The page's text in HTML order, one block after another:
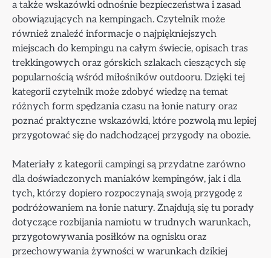
a także wskazówki odnośnie bezpieczeństwa i zasad
obowiązujących na kempingach. Czytelnik może
również znaleźć informacje o najpiękniejszych
miejscach do kempingu na całym świecie, opisach tras
trekkingowych oraz górskich szlakach cieszących się
popularnością wśród miłośników outdooru. Dzięki tej
kategorii czytelnik może zdobyć wiedzę na temat
różnych form spędzania czasu na łonie natury oraz
poznać praktyczne wskazówki, które pozwolą mu lepiej
przygotować się do nadchodzącej przygody na obozie.
Materiały z kategorii campingi są przydatne zarówno
dla doświadczonych maniaków kempingów, jak i dla
tych, którzy dopiero rozpoczynają swoją przygodę z
podróżowaniem na łonie natury. Znajdują się tu porady
dotyczące rozbijania namiotu w trudnych warunkach,
przygotowywania posiłków na ognisku oraz
przechowywania żywności w warunkach dzikiej